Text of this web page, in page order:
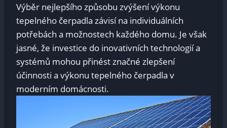
Výběr nejlepšího způsobu zvýšení výkonu
tepelného čerpadla závisí na individuálních
potřebách a možnostech každého domu. Je však
jasné, že investice do inovativních technologií a
systémů mohou přinést značné zlepšení
účinnosti a výkonu tepelného čerpadla v
moderním domácnosti.